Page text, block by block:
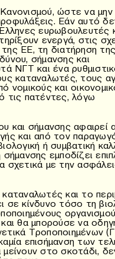
ώστε να μην
Εάν αυτό
ευρωβουλευτές
ενεργά, στις
ΕΕ, τη διατήρηση της
σήμανσης και
ΝΓΤ και ένα
καταναλωτές, τους
νομικούς και
τις πατέντες, λόγω
και σήμανσης αφαιρεί
και από τον
ή συμβατική
εμποδίζει
σχετικά με την
και το
σε κίνδυνο τόσο τη
θα μπορούσε να
Τροποποιημένων
επισήμανση των
στο σκοτάδι,